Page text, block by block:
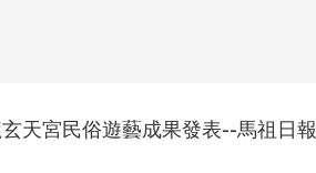
天宮民俗遊藝成果發表--馬祖日報